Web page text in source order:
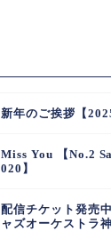
新年のご挨拶【
Miss You 【No.2
020】
配信チケット発売
ャズオーケストラ